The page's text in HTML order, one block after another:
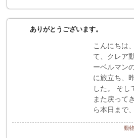
ありがとうございます。
こんにちは
て、クレア
ーベルマン
に旅立ち、
した。 そし
また戻って
ら本日まで
動